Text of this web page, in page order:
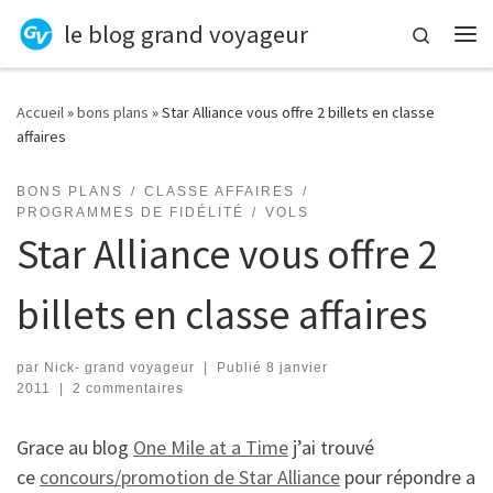
Skip to content
le blog grand voyageur
Search
Accueil»bons plans »Star Alliance vous offre 2 billets en classe
affaires
BONS PLANS
CLASSE AFFAIRES
PROGRAMMES DE FIDÉLITÉ
VOLS
Star Alliance vous offre 2
billets en classe affaires
par Nick- grand voyageur Publié 8 janvier
2011
2 commentaires
Grace au blog One Mile at a Time j’ai trouvé
ce concours/promotion de Star Alliance pour répondre a